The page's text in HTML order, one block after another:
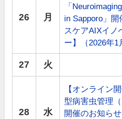
26 月
「
in Sapporo」
スケアAIXイノ
ー】（2026年1
27 火
28 水
【オンライン
型病害虫管理
開催のお知ら